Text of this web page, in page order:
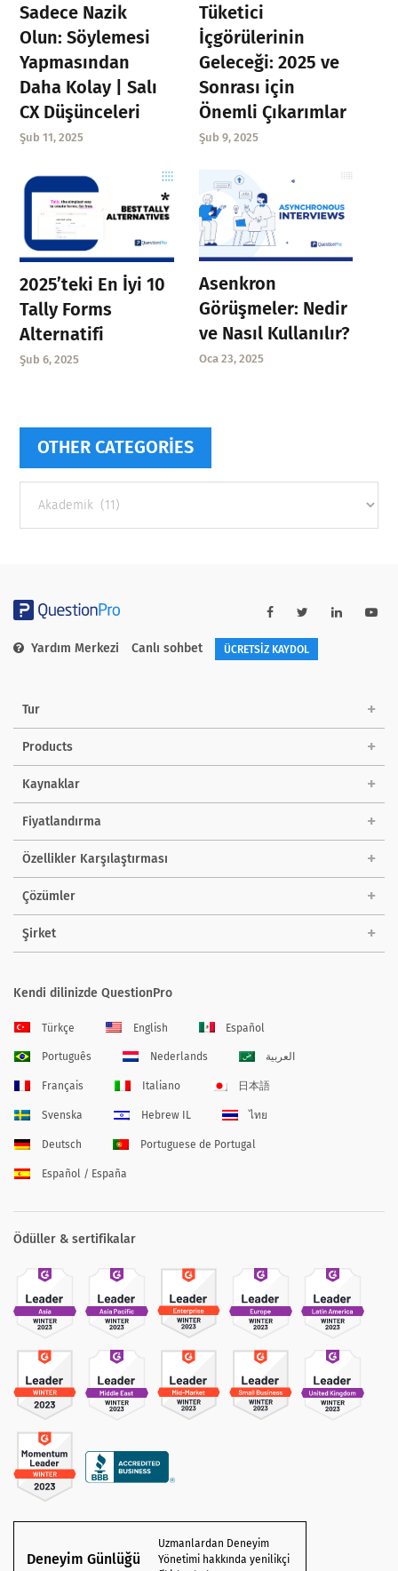
Sadece Nazik
Olun: Söylemesi
Yapmasından
Daha Kolay | Salı
CX Düşünceleri
Şub 11, 2025
Tüketici
İçgörülerinin
Geleceği: 2025 ve
Sonrası için
Önemli Çıkarımlar
Şub 9, 2025
2025’teki En İyi 10
Tally Forms
Alternatifi
Şub 6, 2025
Asenkron
Görüşmeler: Nedir
ve Nasıl Kullanılır?
Oca 23, 2025
OTHER CATEGORIES
categories
Yardım Merkezi Canlı sohbet ÜCRETSİZ KAYDOL
Tur
Products
Kaynaklar
Fiyatlandırma
Özellikler Karşılaştırması
Çözümler
Şirket
Kendi dilinizde QuestionPro
Türkçe English Español
Português Nederlands العربية
Français Italiano 日本語
Svenska Hebrew IL ไทย
Deutsch Portuguese de Portugal
Español / España
Ödüller & sertifikalar
Deneyim Günlüğü
Uzmanlardan Deneyim
Yönetimi hakkında yenilikçi